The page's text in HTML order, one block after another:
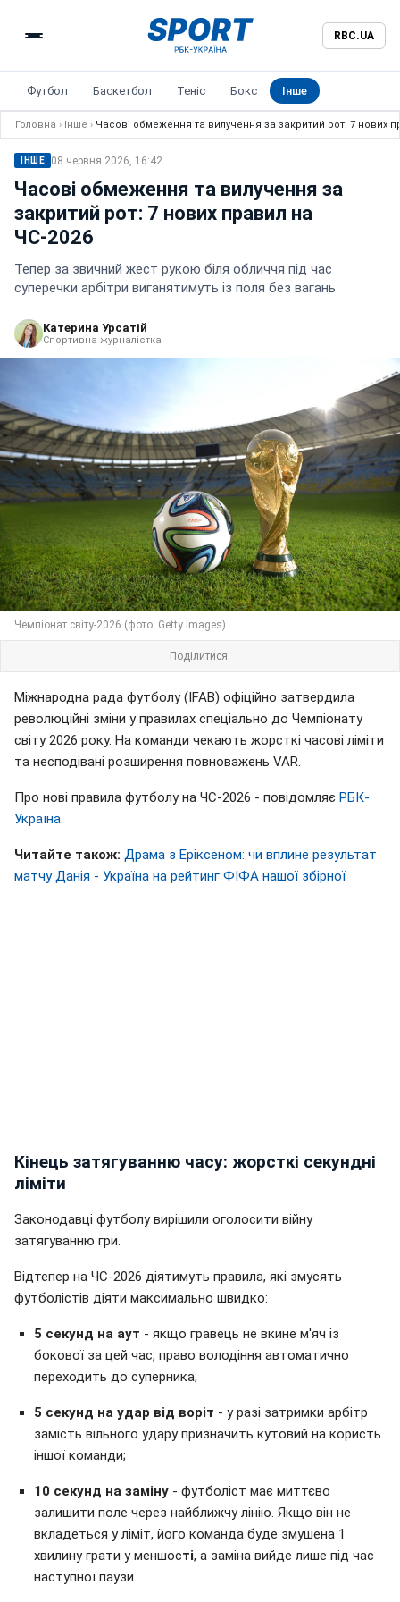
RBC.UA
Футбол Баскетбол Теніс Бокс Інше
Головна › Інше › Часові обмеження та вилучення за закритий рот: 7 нових
ІНШЕ 08 червня 2026, 16:42
Часові обмеження та вилучення за
закритий рот: 7 нових правил на
ЧС-2026
Тепер за звичний жест рукою біля обличчя під час
суперечки арбітри виганятимуть із поля без вагань
Катерина Урсатій
Спортивна журналістка
Чемпіонат світу-2026 (фото: Getty Images)
Поділитися:
Міжнародна рада футболу (IFAB) офіційно затвердила
революційні зміни у правилах спеціально до Чемпіонату
світу 2026 року. На команди чекають жорсткі часові ліміти
та несподівані розширення повноважень VAR.
Про нові правила футболу на ЧС-2026 - повідомляє РБК-
Україна
Читайте також: Драма з Еріксеном: чи вплине результат
матчу Данія - Україна на рейтинг ФІФА нашої збірної
Кінець затягуванню часу: жорсткі секундні
ліміти
Законодавці футболу вирішили оголосити війну
затягуванню гри.
Відтепер на ЧС-2026 діятимуть правила, які змусять
футболістів діяти максимально швидко:
5 секунд на аут - якщо гравець не вкине м'яч із
бокової за цей час, право володіння автоматично
переходить до суперника;
5 секунд на удар від воріт - у разі затримки арбітр
замість вільного удару призначить кутовий на користь
іншої команди;
10 секунд на заміну - футболіст має миттєво
залишити поле через найближчу лінію. Якщо він не
вкладеться у ліміт, його команда буде змушена 1
хвилину грати у меншості, а заміна вийде лише під час
наступної паузи.